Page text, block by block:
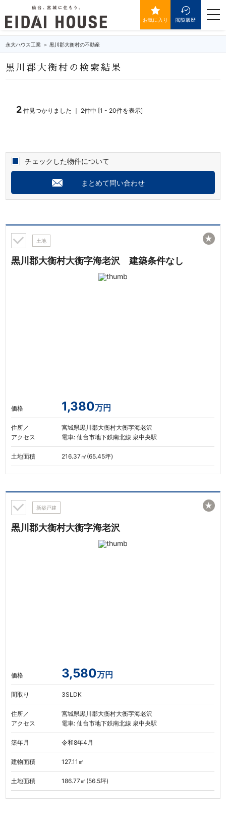
お気に入り 閲覧履歴
永大ハウス工業 黒川郡大衡村の不動産
黒川郡大衡村の検索結果
2 件見つかりました ｜ 2件中 [1 - 20件を表示]
チェックした物件について
まとめて問い合わせ
土地
黒川郡大衡村大衡字海老沢 建築条件なし
価格 1,380万円
住所／
アクセス
宮城県黒川郡大衡村大衡字海老沢
電車: 仙台市地下鉄南北線 泉中央駅
土地面積 216.37㎡(65.45坪)
★
新築戸建
黒川郡大衡村大衡字海老沢
価格 3,580万円
間取り 3SLDK
住所／
アクセス
宮城県黒川郡大衡村大衡字海老沢
電車: 仙台市地下鉄南北線 泉中央駅
築年月 令和8年4月
建物面積 127.11㎡
土地面積 186.77㎡(56.5坪)
★